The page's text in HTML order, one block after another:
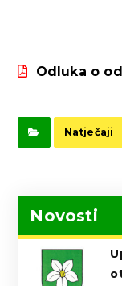
Odluka o
Natječaji
Novosti